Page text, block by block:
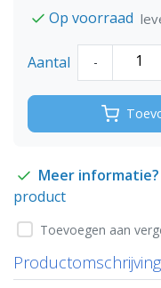
Op voorraad
Aantal -
Meer informatie?
product
Toevoegen aan
Productomschrijving